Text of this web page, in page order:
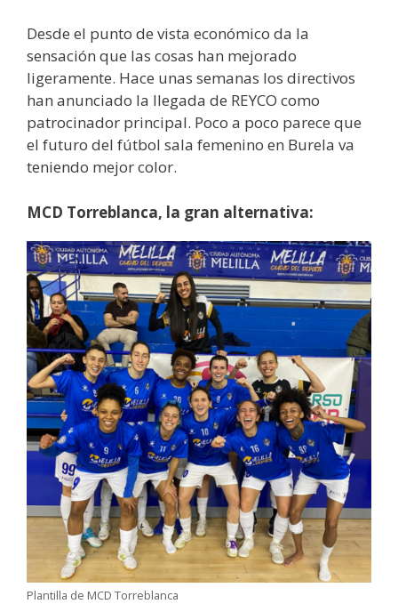
Desde el punto de vista económico da la
sensación que las cosas han mejorado
ligeramente. Hace unas semanas los directivos
han anunciado la llegada de REYCO como
patrocinador principal. Poco a poco parece que
el futuro del fútbol sala femenino en Burela va
teniendo mejor color.
MCD Torreblanca, la gran alternativa:
Plantilla de MCD Torreblanca